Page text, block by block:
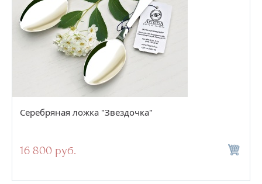
Серебряная ложка "Звездочка"
16 800 руб.